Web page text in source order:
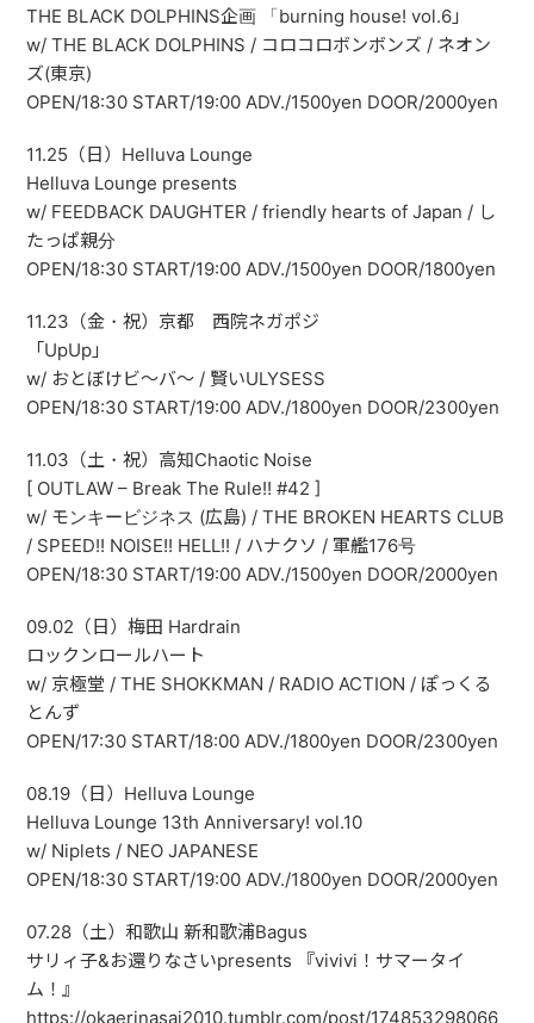
THE BLACK DOLPHINS企画 「burning house! vol.6」
w/ THE BLACK DOLPHINS / コロコロボンボンズ / ネオン
ズ(東京)
OPEN/18:30 START/19:00 ADV./1500yen DOOR/2000yen
11.25（日）Helluva Lounge
Helluva Lounge presents
w/ FEEDBACK DAUGHTER / friendly hearts of Japan / し
たっぱ親分
OPEN/18:30 START/19:00 ADV./1500yen DOOR/1800yen
11.23（金・祝）京都 西院ネガポジ
「UpUp」
w/ おとぼけビ〜バ〜 / 賢いULYSESS
OPEN/18:30 START/19:00 ADV./1800yen DOOR/2300yen
11.03（土・祝）高知Chaotic Noise
[ OUTLAW – Break The Rule!! #42 ]
w/ モンキービジネス (広島) / THE BROKEN HEARTS CLUB
/ SPEED!! NOISE!! HELL!! / ハナクソ / 軍艦176号
OPEN/18:30 START/19:00 ADV./1500yen DOOR/2000yen
09.02（日）梅田 Hardrain
ロックンロールハート
w/ 京極堂 / THE SHOKKMAN / RADIO ACTION / ぽっくる
とんず
OPEN/17:30 START/18:00 ADV./1800yen DOOR/2300yen
08.19（日）Helluva Lounge
Helluva Lounge 13th Anniversary! vol.10
w/ Niplets / NEO JAPANESE
OPEN/18:30 START/19:00 ADV./1800yen DOOR/2000yen
07.28（土）和歌山 新和歌浦Bagus
サリィ子&お還りなさいpresents 『vivivi！サマータイ
ム！』
https://okaerinasai2010.tumblr.com/post/174853298066